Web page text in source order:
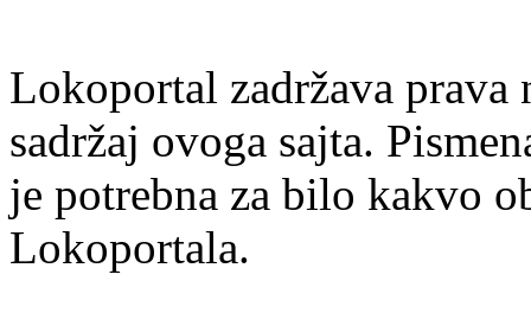
Lokoportal zadržava
sadržaj ovoga sajta.
je potrebna za bilo kakvo
Lokoportala.